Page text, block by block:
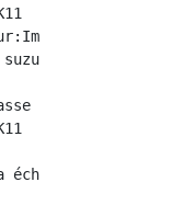
de
= new